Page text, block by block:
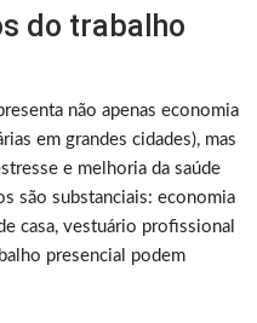
do trabalho
não apenas economia
em grandes cidades), mas
e melhoria da saúde
são substanciais: economia
casa, vestuário profissional
presencial podem